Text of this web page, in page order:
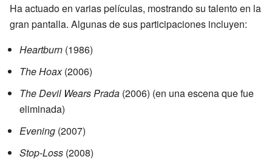
Ha actuado en varias películas, mostrando su talento en la
gran pantalla. Algunas de sus participaciones incluyen:
Heartburn (1986)
The Hoax(2006)
The Devil Wears Prada (2006) (en una escena que fue
eliminada)
Evening (2007)
Stop-Loss (2008)